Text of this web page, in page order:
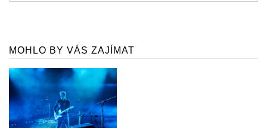
MOHLO BY VÁS ZAJÍMAT